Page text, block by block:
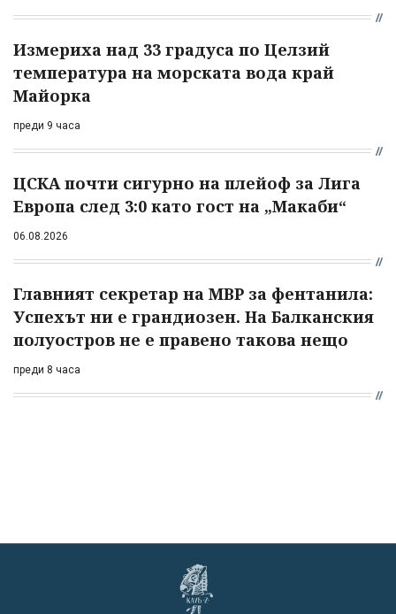
Измериха над 33 градуса по Целзий
температура на морската вода край
Майорка
преди 9 часа
ЦСКА почти сигурно на плейоф за Лига
Европа след 3:0 като гост на „Макаби“
06.08.2026
Главният секретар на МВР за фентанила:
Успехът ни е грандиозен. На Балканския
полуостров не е правено такова нещо
преди 8 часа